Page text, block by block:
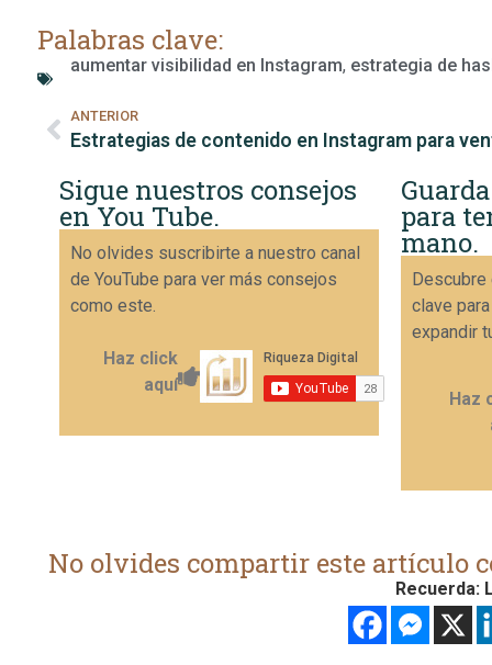
Palabras clave:
aumentar visibilidad en Instagram, estrategia de
ANTERIOR
Estrategias de contenido en Instagram para
Sigue nuestros consejos
en You Tube.
No olvides suscribirte a nuestro canal
de YouTube para ver más consejos
como este.
Haz click
aquí
para
mano.
clave
expandir
Haz
No olvides compartir este artículo
Recuerda: